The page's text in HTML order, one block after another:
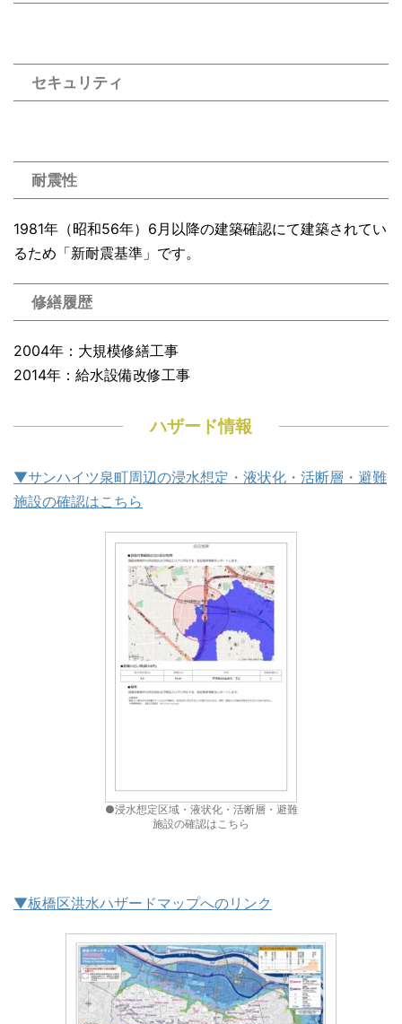
セキュリティ
耐震性
1981年（昭和56年）6月以降の建築確認にて建築されてい
るため「新耐震基準」です。
修繕履歴
2004年：大規模修繕工事
2014年：給水設備改修工事
ハザード情報
▼サンハイツ泉町周辺の浸水想定・液状化・活断層・避難
施設の確認はこちら
●浸水想定区域・液状化・活断層・避難
施設の確認はこちら
▼板橋区洪水ハザードマップへのリンク